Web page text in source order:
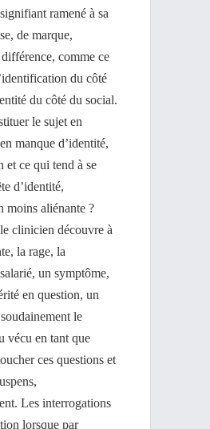
ramené à sa
de marque,
comme ce
du côté
du côté du social.
le sujet en
manque d’identité,
et ce qui tend à se
d’identité,
moins aliénante ?
clinicien découvre à
la rage, la
un symptôme,
en question, un
le
vécu en tant que
ces questions et
Les interrogations
lorsque par